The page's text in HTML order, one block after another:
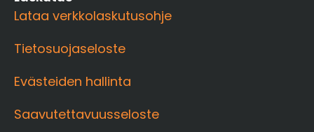
Lataa verkkolaskutusohje
Tietosuojaseloste
Evästeiden hallinta
Saavutettavuusseloste